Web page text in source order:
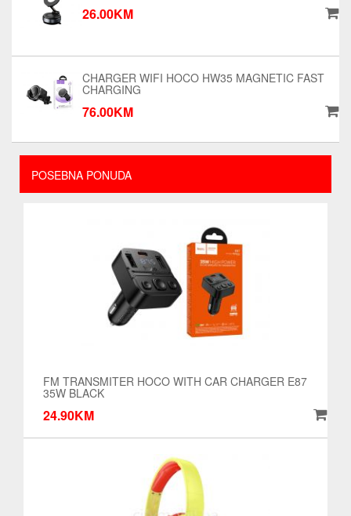
POSEBNA PONUDA
FM TRANSMITER HOCO WITH CAR CHARGER E87
35W BLACK
24.90KM
26.00KM
CHARGER WIFI HOCO HW35 MAGNETIC FAST
CHARGING
76.00KM